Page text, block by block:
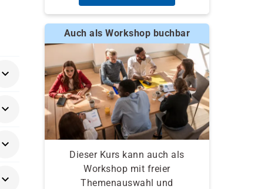
Auch als Workshop buchbar
Dieser Kurs kann auch als
Workshop mit freier
Themenauswahl und